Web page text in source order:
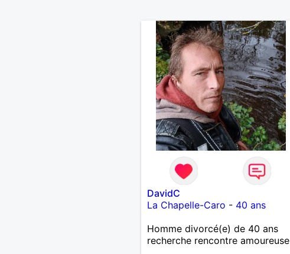
DavidC
La Chapelle-Caro - 40 ans
Homme divorcé(e) de 40 ans
recherche rencontre amoureuse